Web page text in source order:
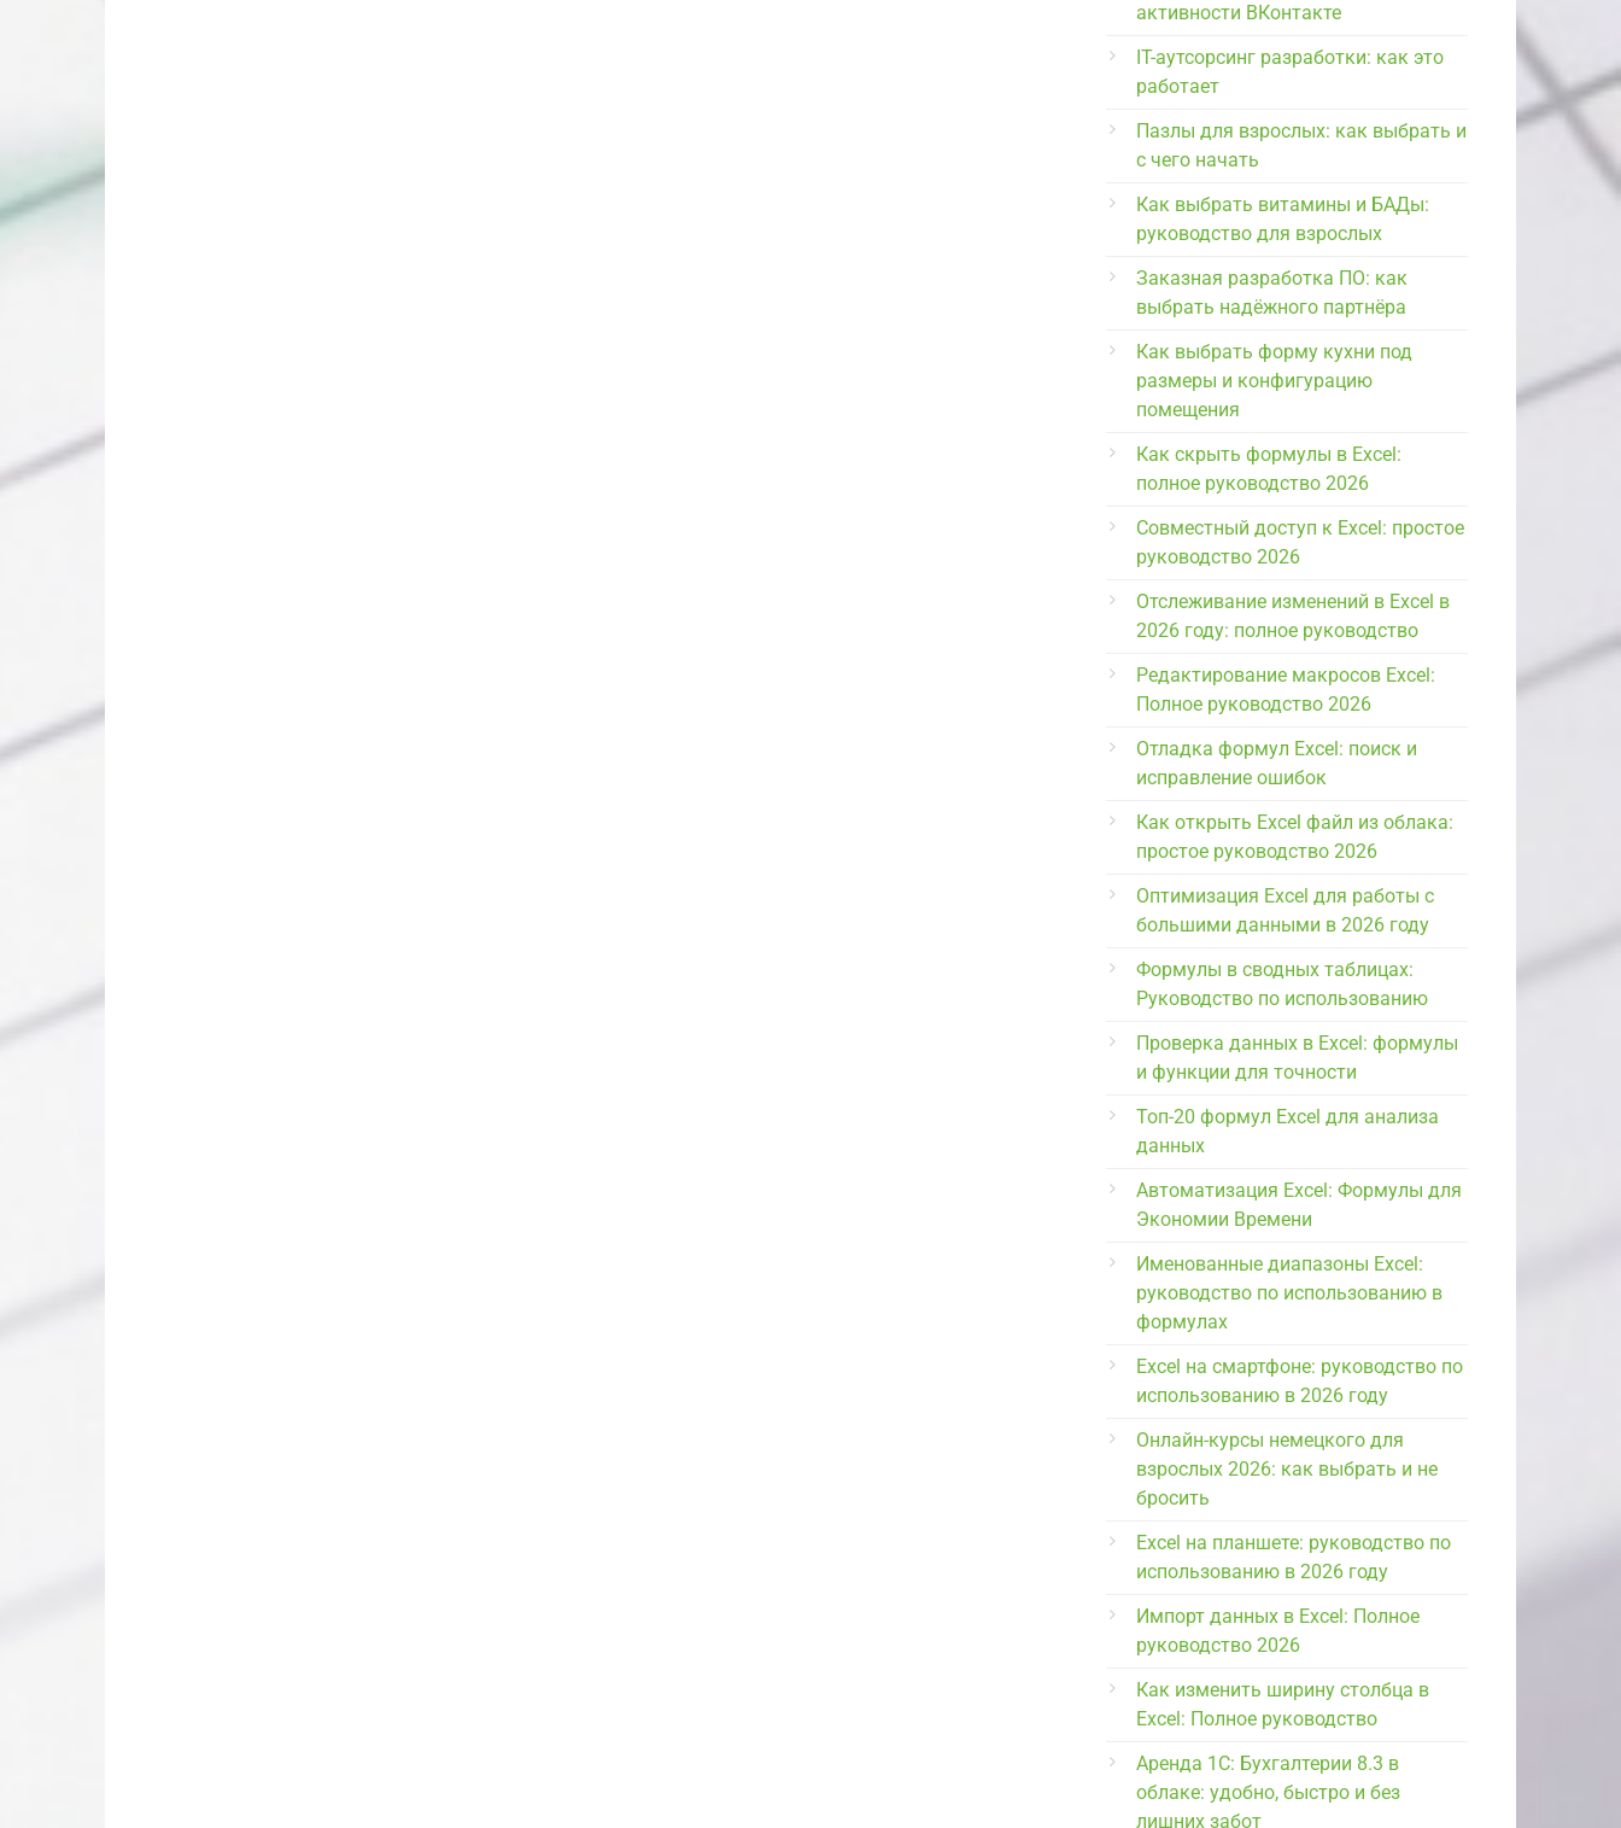
активности ВКонтакте
IT-аутсорсинг разработки: как это
работает
Пазлы для взрослых: как выбрать и
с чего начать
Как выбрать витамины и БАДы:
руководство для взрослых
Заказная разработка ПО: как
выбрать надёжного партнёра
Как выбрать форму кухни под
размеры и конфигурацию
помещения
Как скрыть формулы в Excel:
полное руководство 2026
Совместный доступ к Excel: простое
руководство 2026
Отслеживание изменений в Excel в
2026 году: полное руководство
Редактирование макросов Excel:
Полное руководство 2026
Отладка формул Excel: поиск и
исправление ошибок
Как открыть Excel файл из облака:
простое руководство 2026
Оптимизация Excel для работы с
большими данными в 2026 году
Формулы в сводных таблицах:
Руководство по использованию
Проверка данных в Excel: формулы
и функции для точности
Топ-20 формул Excel для анализа
данных
Автоматизация Excel: Формулы для
Экономии Времени
Именованные диапазоны Excel:
руководство по использованию в
формулах
Excel на смартфоне: руководство по
использованию в 2026 году
Онлайн-курсы немецкого для
взрослых 2026: как выбрать и не
бросить
Excel на планшете: руководство по
использованию в 2026 году
Импорт данных в Excel: Полное
руководство 2026
Как изменить ширину столбца в
Excel: Полное руководство
Аренда 1С: Бухгалтерии 8.3 в
облаке: удобно, быстро и без
лишних забот